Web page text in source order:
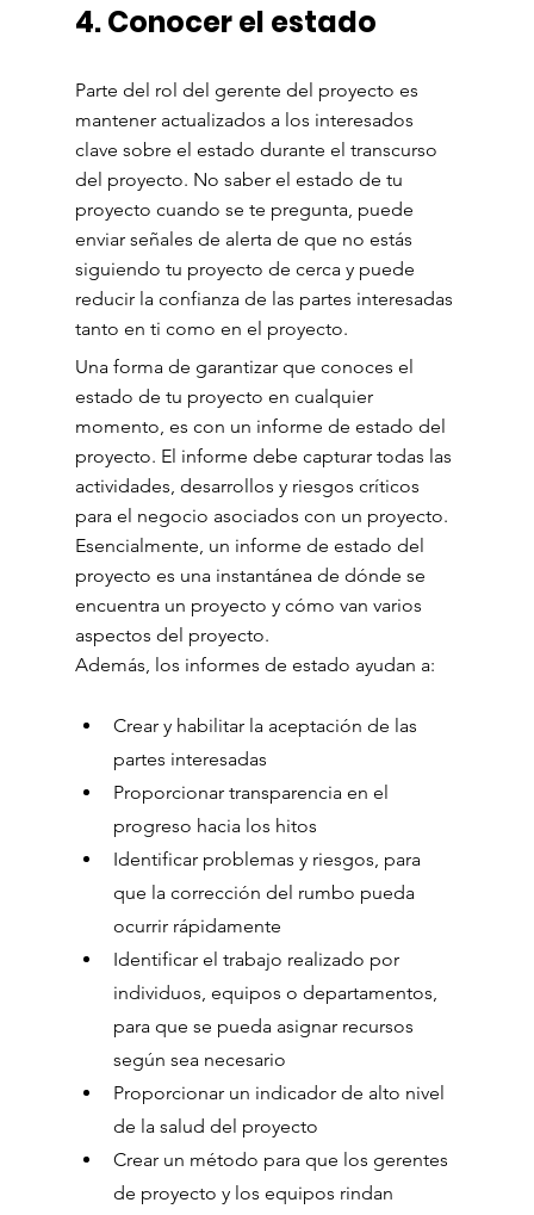
4. Conocer el estado
Parte del rol del gerente del proyecto es
mantener actualizados a los interesados ​​
clave sobre el estado durante el transcurso
del proyecto. No saber el estado de tu
proyecto cuando se te pregunta, puede
enviar señales de alerta de que no estás
siguiendo tu proyecto de cerca y puede
reducir la confianza de las partes interesadas
tanto en ti como en el proyecto.
Una forma de garantizar que conoces el
estado de tu proyecto en cualquier
momento, es con un informe de estado del
proyecto. El informe debe capturar todas las
actividades, desarrollos y riesgos críticos
para el negocio asociados con un proyecto.
Esencialmente, un informe de estado del
proyecto es una instantánea de dónde se
encuentra un proyecto y cómo van varios
aspectos del proyecto.
Además, los informes de estado ayudan a:
Crear y habilitar la aceptación de las
partes interesadas
Proporcionar transparencia en el
progreso hacia los hitos
Identificar problemas y riesgos, para
que la corrección del rumbo pueda
ocurrir rápidamente
Identificar el trabajo realizado por
individuos, equipos o departamentos,
para que se pueda asignar recursos
según sea necesario
Proporcionar un indicador de alto nivel
de la salud del proyecto
Crear un método para que los gerentes
de proyecto y los equipos rindan